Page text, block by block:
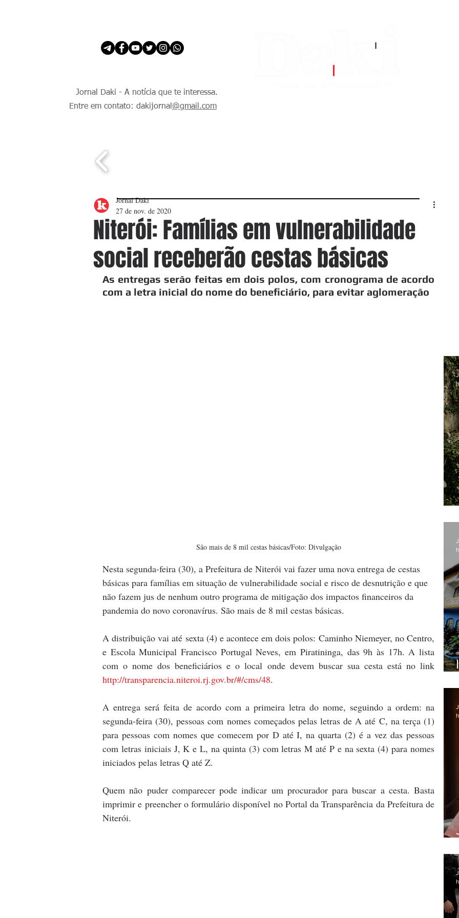
Jornal Daki - A notícia que te interessa.
Entre em contato: dakijornal @gmail.com
Niterói: Famílias em vulnerabilidade
social receberão cestas básicas
Jornal Daki
27 de nov. de 2020
As entregas serão feitas em dois polos, com cronograma de acordo
com a letra inicial do nome do beneficiário, para evitar aglomeração
São mais de 8 mil cestas básicas/Foto: Divulgação
Nesta segunda-feira (30), a Prefeitura de Niterói vai fazer uma nova entrega de cestas
básicas para famílias em situação de vulnerabilidade social e risco de desnutrição e que
não fazem jus de nenhum outro programa de mitigação dos impactos financeiros da
pandemia do novo coronavírus. São mais de 8 mil cestas básicas.
A distribuição vai até sexta (4) e acontece em dois polos: Caminho Niemeyer, no Centro,
e Escola Municipal Francisco Portugal Neves, em Piratininga, das 9h às 17h. A lista
http://transparencia.niteroi.rj.gov.br/#/cms/48.
A entrega será feita de acordo com a primeira letra do nome, seguindo a ordem: na
segunda-feira (30), pessoas com nomes começados pelas letras de A até C, na terça (1)
para pessoas com nomes que comecem por D até I, na quarta (2) é a vez das pessoas
com letras iniciais J, K e L, na quinta (3) com letras M até P e na sexta (4) para nomes
iniciados pelas letras Q até Z.
Quem não puder comparecer pode indicar um procurador para buscar a cesta. Basta
imprimir e preencher o formulário disponível no Portal da Transparência da Prefeitura de
Niterói.